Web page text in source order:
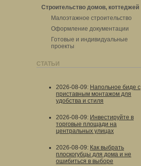
Строительство домов, коттеджей
Малоэтажное строительство
Оформление документации
Готовые и индивидуальные
проекты
СТАТЬИ
2026-08-09: Напольное биде с
приставным монтажом для
удобства и стиля
2026-08-09: Инвестируйте в
торговые площади на
центральных улицах
2026-08-09: Как выбрать
плоскогубцы для дома и не
ошибиться в выборе